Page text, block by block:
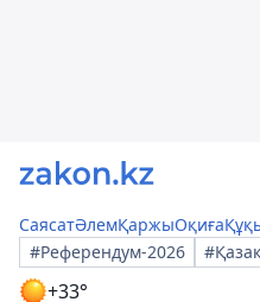
СаясатӘлемҚаржыОқиға
#Референдум-2026
+33°